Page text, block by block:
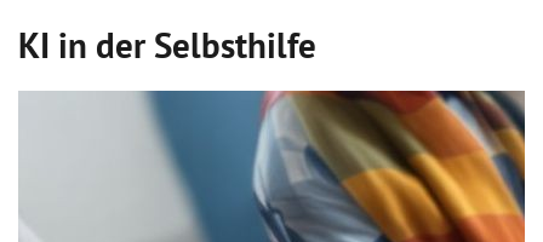
KI in der Selbsthilfe